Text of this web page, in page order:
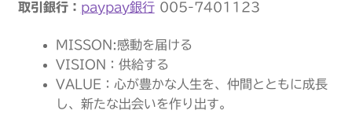
会社概要
商品・サービス
取引銀行： paypay銀行005-7401123
MISSON:感動を届ける
VISION：供給する
VALUE：心が豊かな人生を、仲間とともに成長
し、新たな出会いを作り出す。